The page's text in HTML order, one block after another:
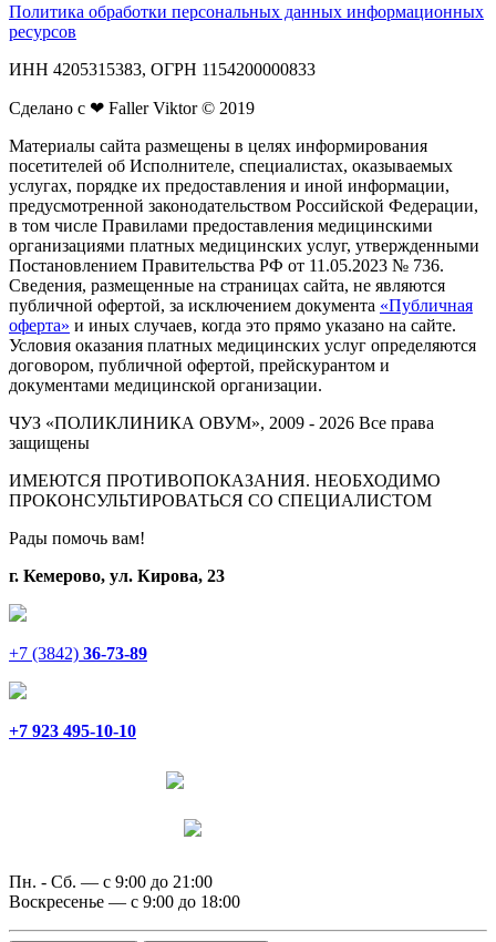
Политика обработки персональных данных информационных
ресурсов
ИНН 4205315383, ОГРН 1154200000833
Сделано с ❤ Faller Viktor © 2019
Материалы сайта размещены в целях информирования
посетителей об Исполнителе, специалистах, оказываемых
услугах, порядке их предоставления и иной информации,
предусмотренной законодательством Российской Федерации,
в том числе Правилами предоставления медицинскими
организациями платных медицинских услуг, утвержденными
Постановлением Правительства РФ от 11.05.2023 № 736.
Сведения, размещенные на страницах сайта, не являются
публичной офертой, за исключением документа «Публичная
оферта» и иных случаев, когда это прямо указано на сайте.
Условия оказания платных медицинских услуг определяются
договором, публичной офертой, прейскурантом и
документами медицинской организации.
ЧУЗ «ПОЛИКЛИНИКА ОВУМ», 2009 - 2026 Все права
защищены
ИМЕЮТСЯ ПРОТИВОПОКАЗАНИЯ. НЕОБХОДИМО
ПРОКОНСУЛЬТИРОВАТЬСЯ СО СПЕЦИАЛИСТОМ
Рады помочь вам!
г. Кемерово, ул. Кирова, 23
+7 (3842) 36-73-89
+7 923 495-10-10
Пн. - Сб. — с 9:00 до 21:00
Воскресенье — с 9:00 до 18:00